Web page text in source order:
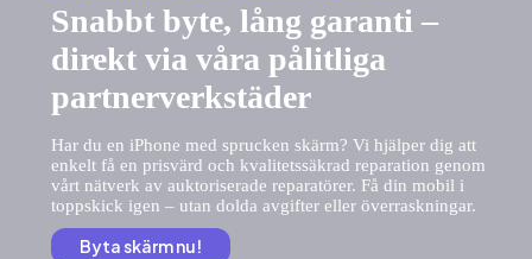
Snabbt byte, lång garanti –
direkt via våra pålitliga
partnerverkstäder
Har du en iPhone med sprucken skärm? Vi hjälper dig att
enkelt få en prisvärd och kvalitetssäkrad reparation genom
vårt nätverk av auktoriserade reparatörer. Få din mobil i
toppskick igen – utan dolda avgifter eller överraskningar.
Byta skärm nu!